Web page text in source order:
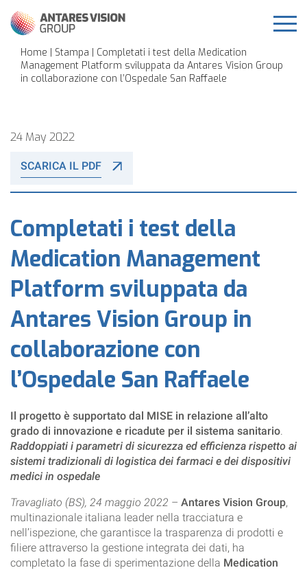
Home | Stampa | Completati i test della Medication
Management Platform sviluppata da Antares Vision Group
in collaborazione con l’Ospedale San Raffaele
24 May 2022
SCARICA IL PDF
Completati i test della
Medication Management
Platform sviluppata da
Antares Vision Group in
collaborazione con
l’Ospedale San Raffaele
Il progetto è supportato dal MISE in relazione all’alto
grado di innovazione e ricadute per il sistema sanitario.
Raddoppiati i parametri di sicurezza ed efficienza rispetto ai
sistemi tradizionali di logistica dei farmaci e dei dispositivi
medici in ospedale
Travagliato (BS), 24 maggio 2022 – Antares Vision Group,
multinazionale italiana leader nella tracciatura e
nell’ispezione, che garantisce la trasparenza di prodotti e
filiere attraverso la gestione integrata dei dati, ha
completato la fase di sperimentazione della Medication